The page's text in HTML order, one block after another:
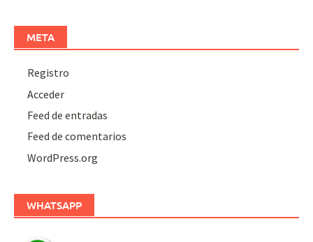
META
Registro
Acceder
Feed de entradas
Feed de comentarios
WordPress.org
WHATSAPP